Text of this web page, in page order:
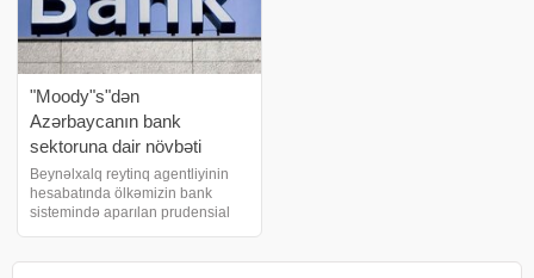
"Moody"s"dən
Azərbaycanın bank
sektoruna dair növbəti
müsbət qiymətləndirmə
Beynəlxalq reytinq agentliyinin
hesabatında ölkəmizin bank
sistemində aparılan prudensial